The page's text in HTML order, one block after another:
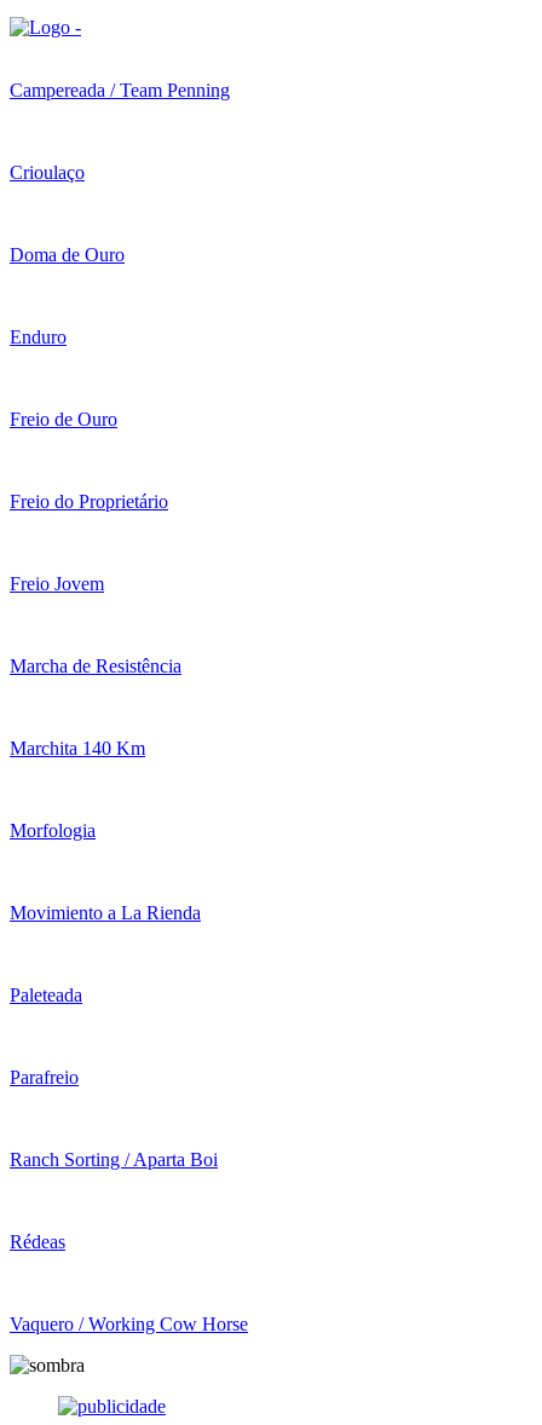
Campereada / Team Penning
Crioulaço
Doma de Ouro
Enduro
Freio de Ouro
Freio do Proprietário
Freio Jovem
Marcha de Resistência
Marchita 140 Km
Morfologia
Movimiento a La Rienda
Paleteada
Parafreio
Ranch Sorting / Aparta Boi
Rédeas
Vaquero / Working Cow Horse